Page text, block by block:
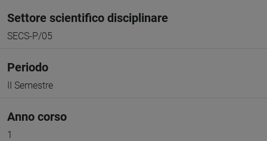
Settore scientifico disciplinare
SECS-P/05
Periodo
II Semestre
Anno corso
1